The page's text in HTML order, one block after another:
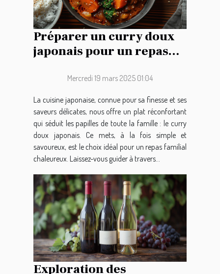
Préparer un curry doux
japonais pour un repas
Mercredi 19 mars 2025 01:04
La cuisine japonaise, connue pour sa finesse et ses
saveurs délicates, nous offre un plat réconfortant
qui séduit les papilles de toute la famille : le curry
doux japonais. Ce mets, à la fois simple et
savoureux, est le choix idéal pour un repas familial
chaleureux. Laissez-vous guider à travers...
Exploration des